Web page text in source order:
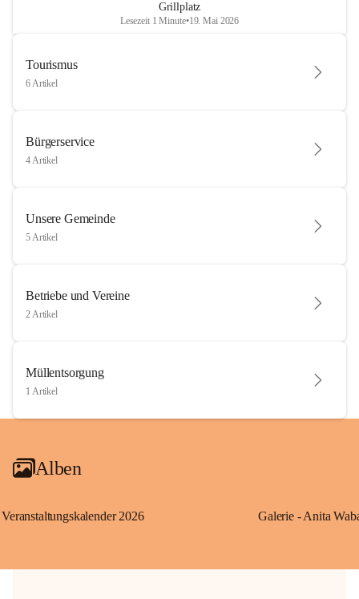
Grillplatz
Lesezeit 1 Minute•19. Mai 2026
Tourismus
6 Artikel
Bürgerservice
4 Artikel
Unsere Gemeinde
5 Artikel
Betriebe und Vereine
2 Artikel
Müllentsorgung
1 Artikel
Alben
Veranstaltungskalender 2026 Galerie - Anita